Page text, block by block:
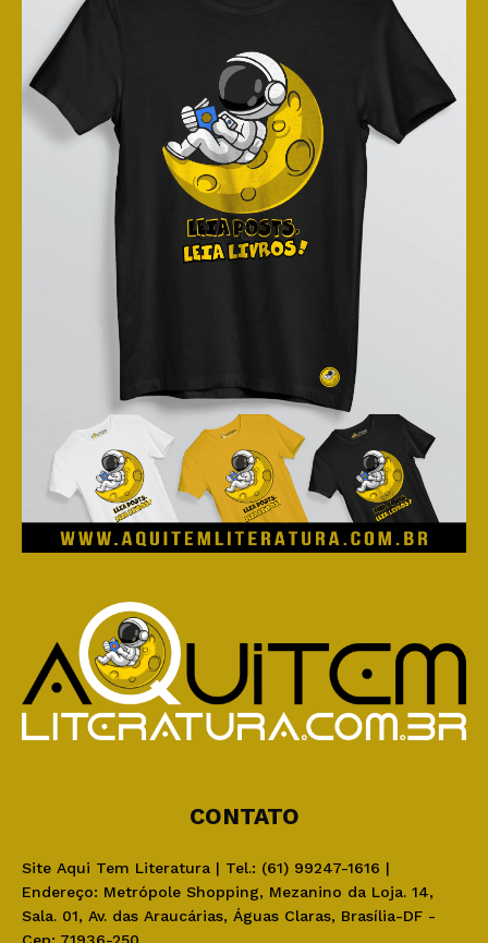
CONTATO
Site Aqui Tem Literatura | Tel.: (61) 99247-1616 |
Endereço: Metrópole Shopping, Mezanino da Loja. 14,
Sala. 01, Av. das Araucárias, Águas Claras, Brasília-DF -
Cep: 71936-250